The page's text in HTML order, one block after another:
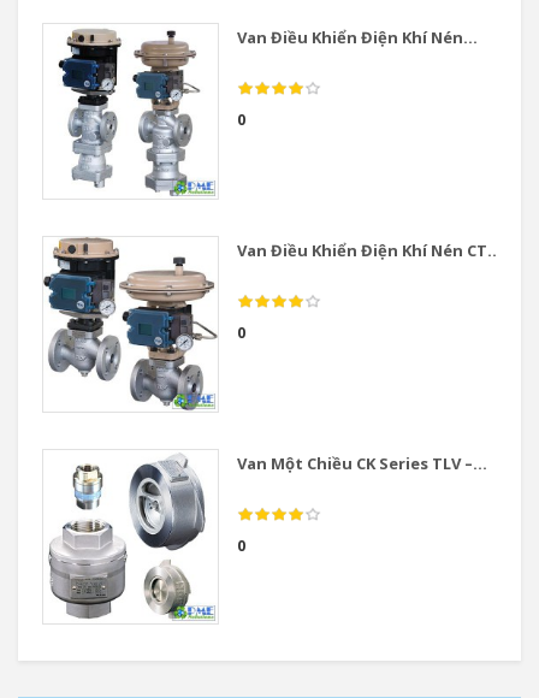
Van Điều Khiển Điện Khí Nén...
0
Van Điều Khiển Điện Khí Nén CT...
0
Van Một Chiều CK Series TLV –...
0